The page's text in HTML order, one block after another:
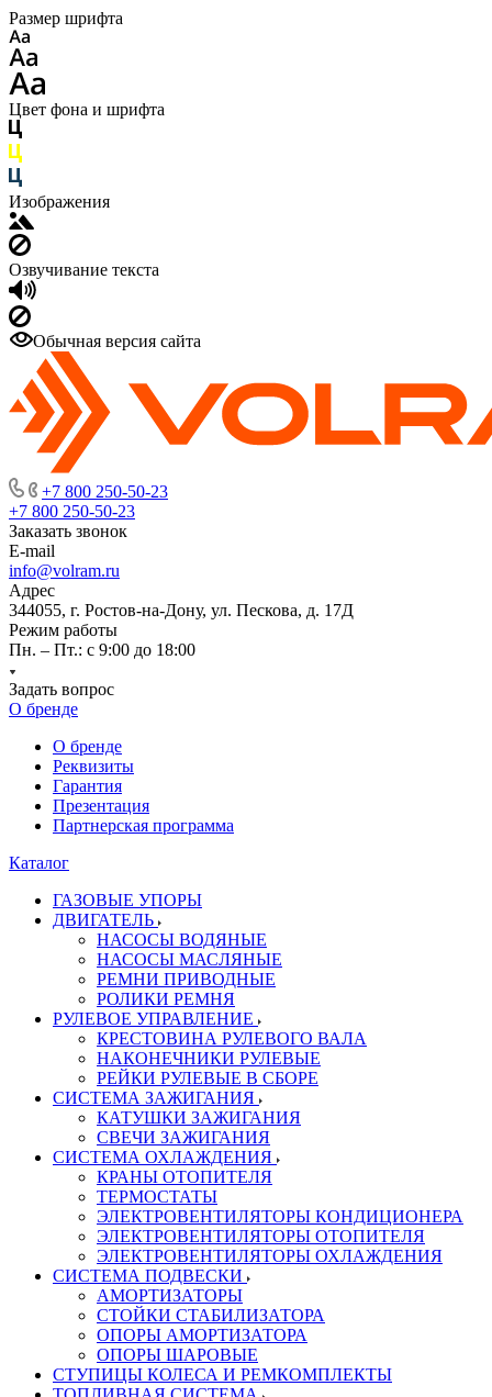
Размер шрифта
Цвет фона и шрифта
Изображения
Озвучивание текста
Обычная версия сайта
+7 800 250-50-23
+7 800 250-50-23
Заказать звонок
E-mail
info@volram.ru
Адрес
344055, г. Ростов-на-Дону, ул. Пескова, д. 17Д
Режим работы
Пн. – Пт.: с 9:00 до 18:00
Задать вопрос
О бренде
О бренде
Реквизиты
Гарантия
Презентация
Партнерская программа
Каталог
ГАЗОВЫЕ УПОРЫ
ДВИГАТЕЛЬ
НАСОСЫ ВОДЯНЫЕ
НАСОСЫ МАСЛЯНЫЕ
РЕМНИ ПРИВОДНЫЕ
РОЛИКИ РЕМНЯ
РУЛЕВОЕ УПРАВЛЕНИЕ
КРЕСТОВИНА РУЛЕВОГО ВАЛА
НАКОНЕЧНИКИ РУЛЕВЫЕ
РЕЙКИ РУЛЕВЫЕ В СБОРЕ
СИСТЕМА ЗАЖИГАНИЯ
КАТУШКИ ЗАЖИГАНИЯ
СВЕЧИ ЗАЖИГАНИЯ
СИСТЕМА ОХЛАЖДЕНИЯ
КРАНЫ ОТОПИТЕЛЯ
ТЕРМОСТАТЫ
ЭЛЕКТРОВЕНТИЛЯТОРЫ КОНДИЦИОНЕРА
ЭЛЕКТРОВЕНТИЛЯТОРЫ ОТОПИТЕЛЯ
ЭЛЕКТРОВЕНТИЛЯТОРЫ ОХЛАЖДЕНИЯ
СИСТЕМА ПОДВЕСКИ
АМОРТИЗАТОРЫ
СТОЙКИ СТАБИЛИЗАТОРА
ОПОРЫ АМОРТИЗАТОРА
ОПОРЫ ШАРОВЫЕ
СТУПИЦЫ КОЛЕСА И РЕМКОМПЛЕКТЫ